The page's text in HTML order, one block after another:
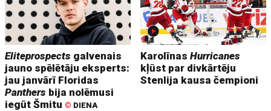
Eliteprospects galvenais
jauno spēlētāju eksperts:
jau janvārī Floridas
Panthers bija nolēmusi
iegūt Šmitu © DIENA
KarolīnasHurricanes
kļūst par divkārtēju
Stenlija kausa čempioni